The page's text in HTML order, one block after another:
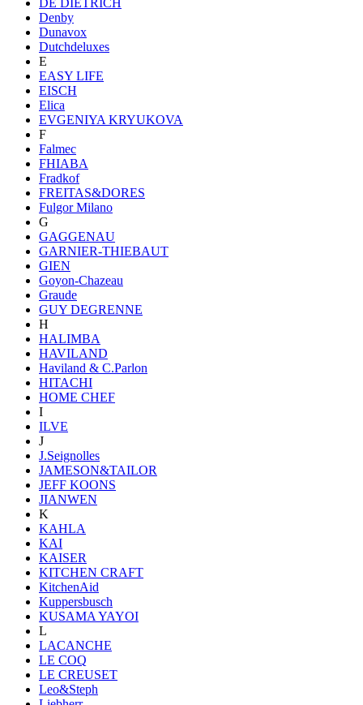
Denby
Dunavox
Dutchdeluxes
E
EASY LIFE
EISCH
Elica
EVGENIYA KRYUKOVA
F
Falmec
FHIABA
Fradkof
FREITAS&DORES
Fulgor Milano
G
GAGGENAU
GARNIER-THIEBAUT
GIEN
Goyon-Chazeau
Graude
GUY DEGRENNE
H
HALIMBA
HAVILAND
Haviland & C.Parlon
HITACHI
HOME CHEF
I
ILVE
J
J.Seignolles
JAMESON&TAILOR
JEFF KOONS
JIANWEN
K
KAHLA
KAI
KAISER
KITCHEN CRAFT
KitchenAid
Kuppersbusch
KUSAMA YAYOI
L
LACANCHE
LE COQ
LE CREUSET
Leo&Steph